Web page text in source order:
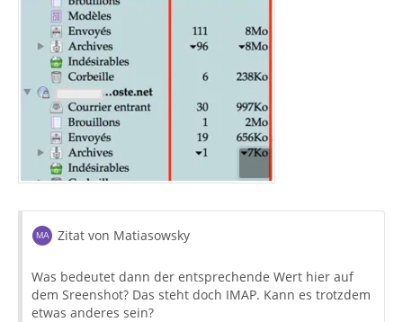
Zitat von Matiasowsky
Was bedeutet dann der entsprechende Wert hier auf
dem Sreenshot? Das steht doch IMAP. Kann es trotzdem
etwas anderes sein?